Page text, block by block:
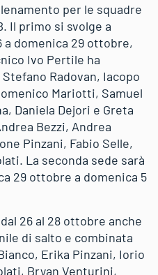
per le squadre
Il primo si svolge a
a domenica 29 ottobre,
Ivo Pertile ha
Radovan, Iacopo
Mariotti, Samuel
Daniela Dejori e Greta
Bezzi, Andrea
Pinzani, Fabio Selle,
La seconda sede sarà
29 ottobre a domenica 5
26 al 28 ottobre anche
di salto e combinata
Erika Pinzani, Iorio
Bryan Venturini,